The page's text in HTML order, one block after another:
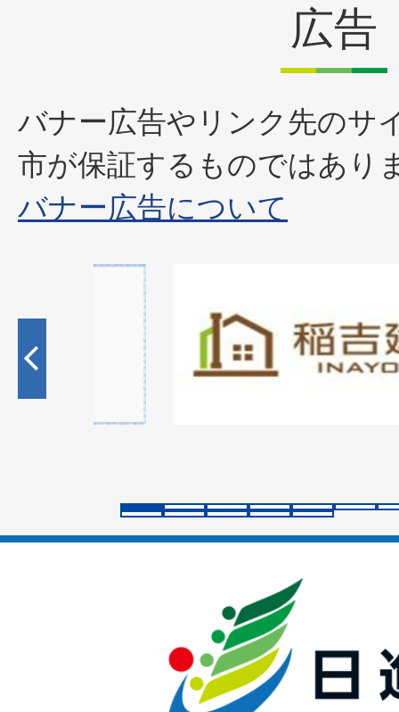
広告
バナー広告やリンク先のサ
市が保証するものではあり
バナー広告について
の
ラ
イ